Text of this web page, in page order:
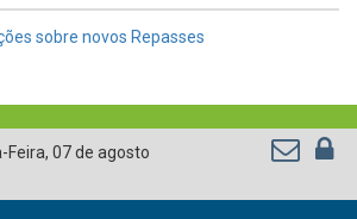
sobre novos Repasses
Feira, 07 de agosto